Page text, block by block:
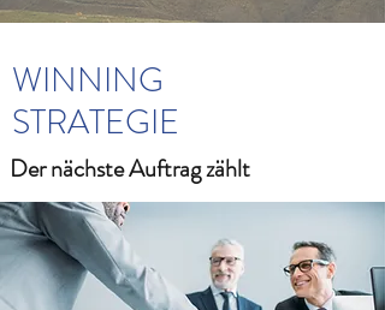
WINNING
STRATEGIE
Der nächste Auftrag zählt